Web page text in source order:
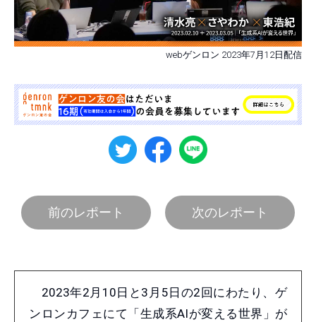
webゲンロン 2023年7月12日配信
前のレポート 次のレポート
2023年2月10日と3月5日の2回にわたり、ゲ
ンロンカフェにて「生成系AIが変える世界」が